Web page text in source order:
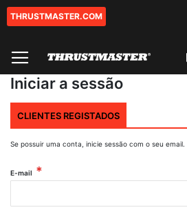
Conteúdo
THRUSTMASTER.COM
Iniciar a sessão
CLIENTES REGISTADOS
Se possuir uma conta, inicie sessão com o seu email.
E-mail